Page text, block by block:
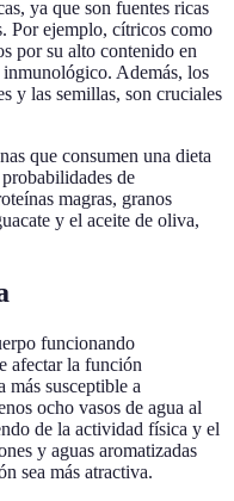
ya que son fuentes ricas
Por ejemplo, cítricos como
por su alto contenido en
Además, los
y las semillas, son cruciales
que consumen una dieta
de
magras, granos
y el aceite de oliva,
funcionando
afectar la función
más susceptible a
ocho vasos de agua al
de la actividad física y el
y aguas aromatizadas
sea más atractiva.